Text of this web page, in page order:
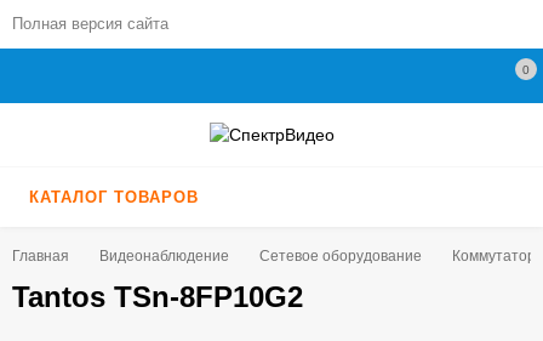
Полная версия сайта
0
КАТАЛОГ ТОВАРОВ
Главная Видеонаблюдение Сетевое оборудование
Tantos TSn-8FP10G2